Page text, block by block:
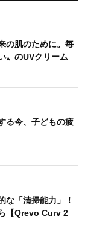
の肌のために。毎
〟のUVクリーム
る今、子どもの疲
な「清掃能力」！
【Qrevo Curv 2